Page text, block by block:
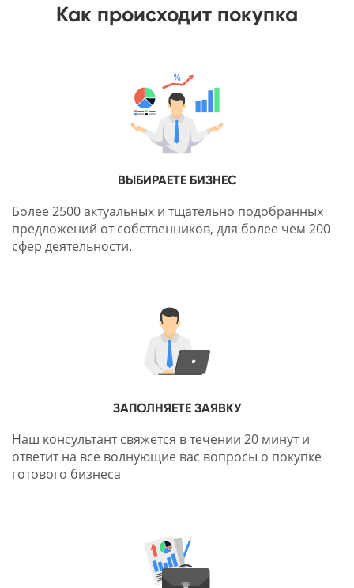
Как происходит покупка
ВЫБИРАЕТЕ БИЗНЕС
Более 2500 актуальных и тщательно подобранных
предложений от собственников, для более чем 200
сфер деятельности.
ЗАПОЛНЯЕТЕ ЗАЯВКУ
Наш консультант свяжется в течении 20 минут и
ответит на все волнующие вас вопросы о покупке
готового бизнеса